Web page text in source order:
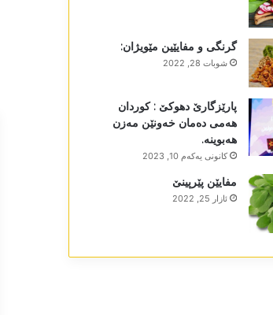
گرنگی و مفایێین مێویژان:
شوبات 28, 2022
پارێزگارێ دھوکێ : کوردان
ھەمی دەمان خەونێن مەزن
ھەبوینە.
كانونی یه‌كه‌م 10, 2023
مفایێن پێرپینێ
ئازار 25, 2022